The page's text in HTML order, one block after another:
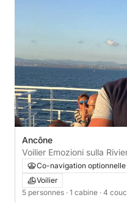
Ancône
Voilier Emozioni sulla
1000 10m
Co-navigation optionnelle
Voilier
5 personnes · 1 cabine · 4